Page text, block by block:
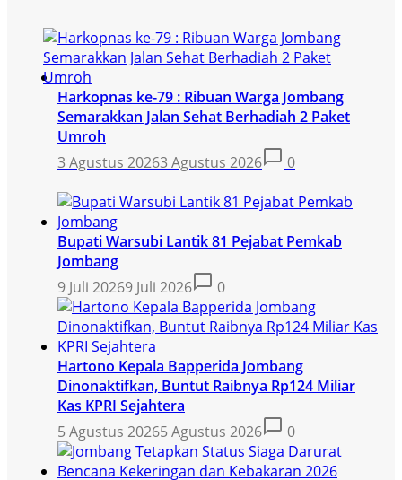
Harkopnas ke-79 : Ribuan Warga Jombang
Semarakkan Jalan Sehat Berhadiah 2 Paket
Umroh
3 Agustus 20263 Agustus 2026 0
Bupati Warsubi Lantik 81 Pejabat Pemkab
Jombang
9 Juli 20269 Juli 2026 0
Hartono Kepala Bapperida Jombang
Dinonaktifkan, Buntut Raibnya Rp124 Miliar
Kas KPRI Sejahtera
5 Agustus 20265 Agustus 2026 0